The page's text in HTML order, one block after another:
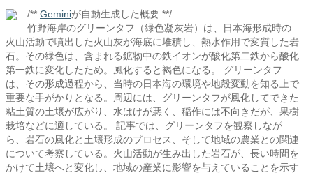
/** Geminiが自動生成した概要 **/
竹野海岸のグリーンタフ（緑色凝灰岩）は、日本海形成時の
火山活動で噴出した火山灰が海底に堆積し、熱水作用で変質した岩
石。その緑色は、含まれる鉱物中の鉄イオンが酸化第二鉄から酸化
第一鉄に変化したため。風化すると褐色になる。 グリーンタフ
は、その形成過程から、当時の日本海の環境や地殻変動を知る上で
重要な手がかりとなる。周辺には、グリーンタフが風化してできた
粘土質の土壌が広がり、水はけが悪く、稲作には不向きだが、果樹
栽培などに適している。 記事では、グリーンタフを観察しなが
ら、岩石の風化と土壌形成のプロセス、そして地域の農業との関連
について考察している。火山活動が生み出した岩石が、長い時間を
かけて土壌へと変化し、地域の産業に影響を与えていることを示す